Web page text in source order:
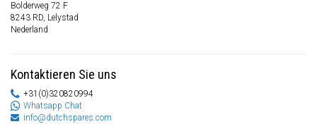
Bolderweg 72 F
8243 RD, Lelystad
Nederland
Kontaktieren Sie uns
+31(0)320820994
Whatsapp Chat
info@dutchspares.com